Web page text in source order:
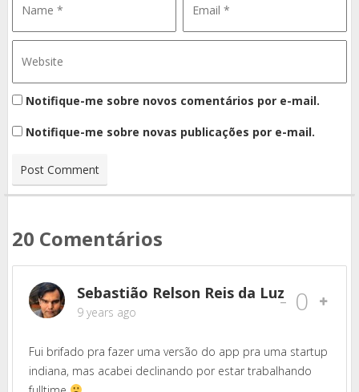
Notifique-me sobre novos comentários por e-mail.
Notifique-me sobre novas publicações por e-mail.
20 Comentários
Sebastião Relson Reis da Luz
9 years ago - 0
Fui brifado pra fazer uma versão do app pra uma startup
indiana, mas acabei declinando por estar trabalhando